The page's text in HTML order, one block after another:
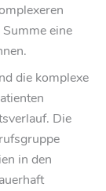
eine
die komplexe
Die
in den